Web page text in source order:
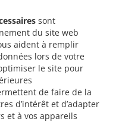
sont
du site web
aident à remplir
lors de votre
le site pour
de faire de la
d’intérêt et d’adapter
et à vos appareils
. Sushi Service de livraison Valencia
Ensanche . Sushi Service de
de livraison Valencia Camins al
. Sushi Service de livraison
Algirós
livraison Valencia L'Olivereta .
de livraison Valencia Rascaña